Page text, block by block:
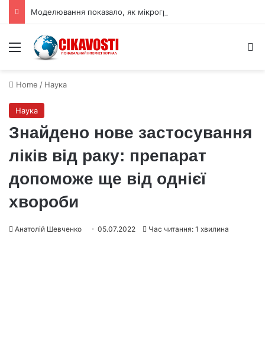
Menu
Home / Наука
Наука
Знайдено нове застосування
ліків від раку: препарат
допоможе ще від однієї
хвороби
Анатолій Шевченко 05.07.2022 Час читання: 1 хвилина